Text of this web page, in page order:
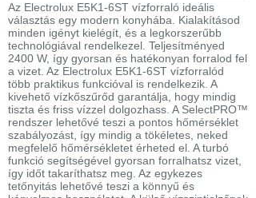
Az Electrolux E5K1-6ST vízforraló ideális
választás egy modern konyhába. Kialakításod
minden igényt kielégít, és a legkorszerűbb
technológiával rendelkezel. Teljesítményed
2400 W, így gyorsan és hatékonyan forralod fel
a vizet. Az Electrolux E5K1-6ST vízforralód
több praktikus funkcióval is rendelkezik. A
kivehető vízkőszűrőd garantálja, hogy mindig
tiszta és friss vízzel dolgozhass. A SelectPRO™
rendszer lehetővé teszi a pontos hőmérséklet
szabályozást, így mindig a tökéletes, neked
megfelelő hőmérsékletet érheted el. A turbó
funkció segítségével gyorsan forralhatsz vizet,
így időt takaríthatsz meg. Az egykezes
tetőnyitás lehetővé teszi a könnyű és